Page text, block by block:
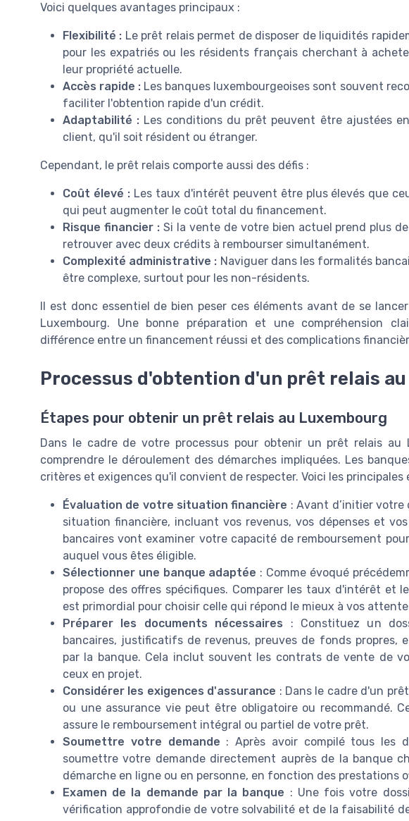
Voici quelques avantages principaux :
Flexibilité : Le prêt relais permet de disposer de liquidités
pour les expatriés ou les résidents français cherchant à
leur propriété actuelle.
Accès rapide : Les banques luxembourgeoises sont souvent
faciliter l'obtention rapide d'un crédit.
Adaptabilité : Les conditions du prêt peuvent être ajustées
client, qu'il soit résident ou étranger.
Cependant, le prêt relais comporte aussi des défis :
Coût élevé :Les taux d'intérêt peuvent être plus élevés que
qui peut augmenter le coût total du financement.
Risque financier :Si la vente de votre bien actuel prend plus
retrouver avec deux crédits à rembourser simultanément.
Complexité administrative : Naviguer dans les formalités
être complexe, surtout pour les non-résidents.
Il est donc essentiel de bien peser ces éléments avant de se
Luxembourg. Une bonne préparation et une compréhension
différence entre un financement réussi et des complications
Processus d'obtention d'un prêt relais
Étapes pour obtenir un prêt relais au Luxembourg
Dans le cadre de votre processus pour obtenir un prêt relais au
comprendre le déroulement des démarches impliquées. Les
critères et exigences qu'il convient de respecter. Voici les principales
Évaluation de votre situation financière : Avant d’initier votre
situation financière, incluant vos revenus, vos dépenses et
bancaires vont examiner votre capacité de remboursement
auquel vous êtes éligible.
Sélectionner une banque adaptée : Comme évoqué
propose des offres spécifiques. Comparer les taux d'intérêt et
est primordial pour choisir celle qui répond le mieux à vos
Préparer les documents nécessaires : Constituez un
bancaires, justificatifs de revenus, preuves de fonds
par la banque. Cela inclut souvent les contrats de vente de
ceux en projet.
Considérer les exigences d'assurance : Dans le cadre d'un
ou une assurance vie peut être obligatoire ou recommandé.
assure le remboursement intégral ou partiel de votre prêt.
Soumettre votre demande : Après avoir compilé tous les
soumettre votre demande directement auprès de la banque
démarche en ligne ou en personne, en fonction des prestations
Examen de la demande par la banque : Une fois votre
vérification approfondie de votre solvabilité et de la faisabilité